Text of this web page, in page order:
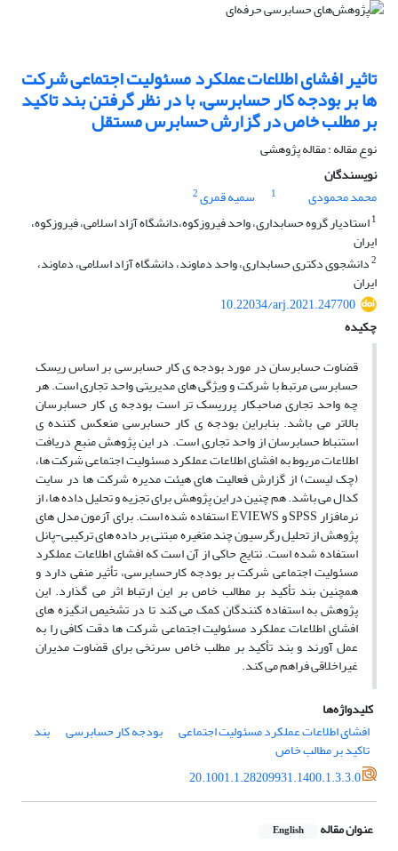
تاثیر افشای اطلاعات عملکرد مسئولیت اجتماعی شرکت
ها بر بودجه کار حسابرسی، با در نظر گرفتن بند تاکید
بر مطلب خاص در گزارش حسابرس مستقل
نوع مقاله : مقاله پژوهشی
نویسندگان
محمد محمودی
1 سمیه قمری2
1استادیار گروه حسابداری، واحد فیروزکوه،دانشگاه آزاد اسلامی، فیروزکوه،
ایران
2دانشجوی دکتری حسابداری، واحد دماوند، دانشگاه آزاد اسلامی، دماوند،
ایران
10.22034/arj.2021.247700
چکیده
قضاوت حسابرسان در مورد بودجه ی کار حسابرسی بر اساس ریسک
حسابرسی مرتبط با شرکت و ویژگی های مدیریتی واحد تجاری است. هر
چه واحد تجاری صاحبکار پرریسک تر است بودجه ی کار حسابرسان
بالاتر می باشد. بنابراین بودجه ی کار حسابرسی منعکس کننده ی
استنباط حسابرسان از واحد تجاری است. در این پژوهش منبع دریافت
اطلاعات مربوط به افشای اطلاعات عملکرد مسئولیت اجتماعی شرکت ها،
(چک لیست) از گزارش فعالیت های هیئت مدیره شرکت ها در سایت
کدال می باشد. هم چنین در این پژوهش برای تجزیه و تحلیل داده ها، از
نرمافزار SPSS و EVIEWS استفاده شده است. برای آزمون مدل های
پژوهش از تحلیل رگرسیون چند متغیره مبتنی بر داده های ترکیبی-پانل
استفاده شده است. نتایج حاکی از آن است که افشای اطلاعات عملکرد
مسئولیت اجتماعی شرکت بر بودجه کارحسابرسی، تأثیر منفی دارد و
همچنین بند تأکید بر مطالب خاص بر این ارتباط اثر می گذارد. این
پژوهش به استفاده کنندگان کمک می کند تا در تشخیص انگیزه های
افشای اطلاعات عملکرد مسئولیت اجتماعی شرکت ها دقت کافی را به
عمل آورند و بند تأکید بر مطلب خاص سرنخی برای قضاوت مدیران
غیراخلاقی فراهم می کند.
کلیدواژه‌ها
افشای اطلاعات عملکرد مسئولیت اجتماعی
بودجه کار حسابرسی بند
تاکید بر مطالب خاص
20.1001.1.28209931.1400.1.3.3.0
عنوان مقاله English